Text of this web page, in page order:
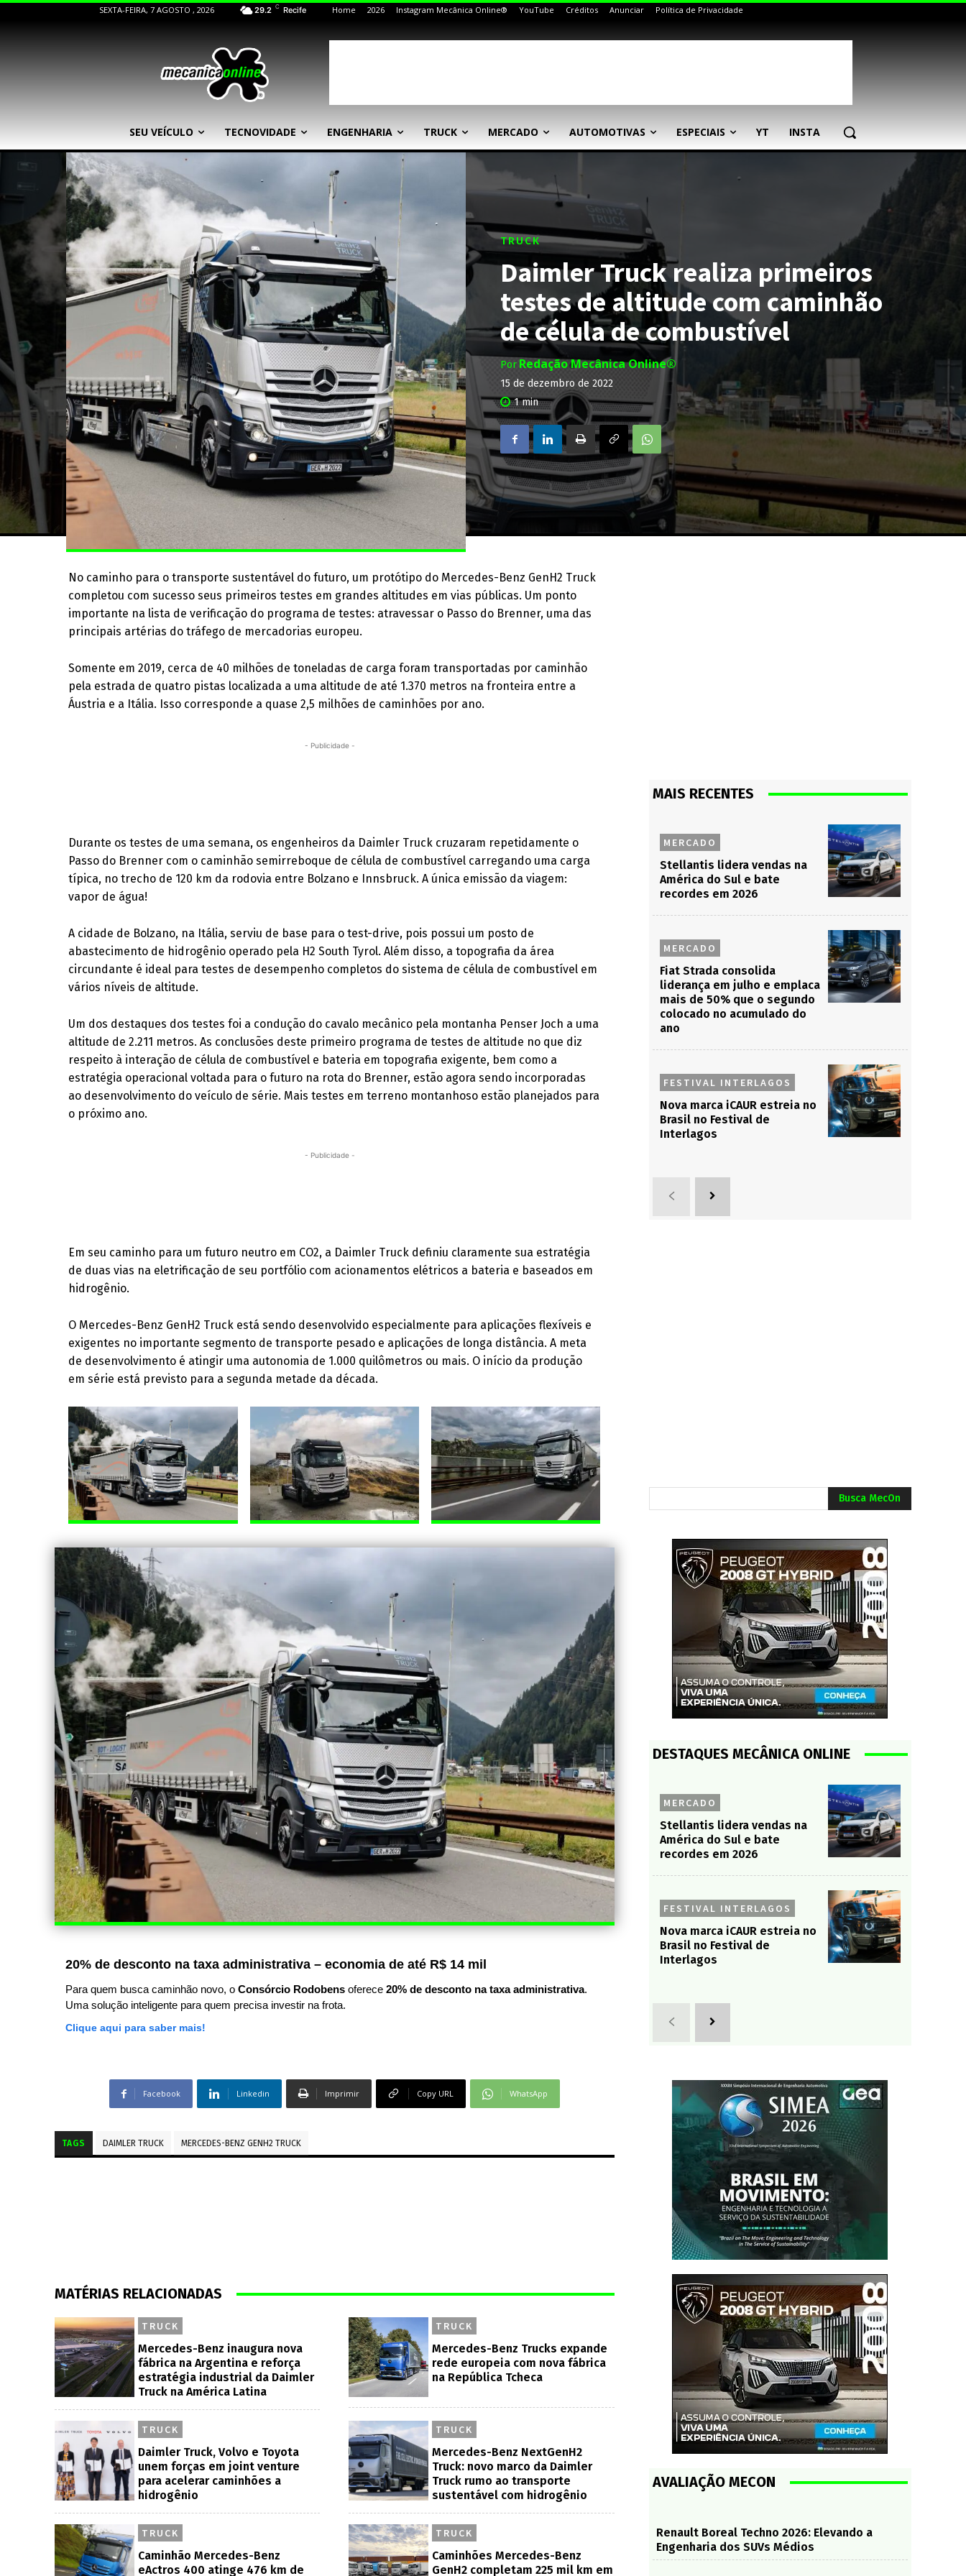
SEXTA-FEIRA, 7 AGOSTO , 2026 29.2 C Recife Home 2026 Instagram Mecânica Online® YouTube Créditos Anunciar Política de Privacidade
SEU VEÍCULO TECNOVIDADE ENGENHARIA TRUCK MERCADO AUTOMOTIVAS ESPECIAIS YT INSTA
TRUCK
Daimler Truck realiza primeiros
testes de altitude com caminhão
de célula de combustível
Por Redação Mecânica Online®
15 de dezembro de 2022
1min
No caminho para o transporte sustentável do futuro, um protótipo do Mercedes-Benz GenH2 Truck
completou com sucesso seus primeiros testes em grandes altitudes em vias públicas. Um ponto
importante na lista de verificação do programa de testes: atravessar o Passo do Brenner, uma das
principais artérias do tráfego de mercadorias europeu.
Somente em 2019, cerca de 40 milhões de toneladas de carga foram transportadas por caminhão
pela estrada de quatro pistas localizada a uma altitude de até 1.370 metros na fronteira entre a
Áustria e a Itália. Isso corresponde a quase 2,5 milhões de caminhões por ano.
- Publicidade -
Durante os testes de uma semana, os engenheiros da Daimler Truck cruzaram repetidamente o
Passo do Brenner com o caminhão semirreboque de célula de combustível carregando uma carga
típica, no trecho de 120 km da rodovia entre Bolzano e Innsbruck. A única emissão da viagem:
vapor de água!
A cidade de Bolzano, na Itália, serviu de base para o test-drive, pois possui um posto de
abastecimento de hidrogênio operado pela H2 South Tyrol. Além disso, a topografia da área
circundante é ideal para testes de desempenho completos do sistema de célula de combustível em
vários níveis de altitude.
Um dos destaques dos testes foi a condução do cavalo mecânico pela montanha Penser Joch a uma
altitude de 2.211 metros. As conclusões deste primeiro programa de testes de altitude no que diz
respeito à interação de célula de combustível e bateria em topografia exigente, bem como a
estratégia operacional voltada para o futuro na rota do Brenner, estão agora sendo incorporadas
ao desenvolvimento do veículo de série. Mais testes em terreno montanhoso estão planejados para
o próximo ano.
- Publicidade -
Em seu caminho para um futuro neutro em CO2, a Daimler Truck definiu claramente sua estratégia
de duas vias na eletrificação de seu portfólio com acionamentos elétricos a bateria e baseados em
hidrogênio.
O Mercedes-Benz GenH2 Truck está sendo desenvolvido especialmente para aplicações flexíveis e
exigentes no importante segmento de transporte pesado e aplicações de longa distância. A meta
de desenvolvimento é atingir uma autonomia de 1.000 quilômetros ou mais. O início da produção
em série está previsto para a segunda metade da década.
20% de desconto na taxa administrativa – economia de até R$ 14 mil
Para quem busca caminhão novo, o Consórcio Rodobens oferece 20% de desconto na taxa administrativa.
Uma solução inteligente para quem precisa investir na frota.
Clique aqui para saber mais!
Facebook Linkedin Imprimir Copy URL WhatsApp
TAGS DAIMLER TRUCK MERCEDES-BENZ GENH2 TRUCK
MATÉRIAS RELACIONADAS
TRUCK
Mercedes-Benz inaugura nova
fábrica na Argentina e reforça
estratégia industrial da Daimler
Truck na América Latina
TRUCK
Mercedes-Benz Trucks expande
rede europeia com nova fábrica
na República Tcheca
TRUCK
Daimler Truck, Volvo e Toyota
unem forças em joint venture
para acelerar caminhões a
hidrogênio
TRUCK
Mercedes-Benz NextGenH2
Truck: novo marco da Daimler
Truck rumo ao transporte
sustentável com hidrogênio
TRUCK
Caminhão Mercedes-Benz
eActros 400 atinge 476 km de
TRUCK
Caminhões Mercedes-Benz
GenH2 completam 225 mil km em
MAIS RECENTES
MERCADO
Stellantis lidera vendas na
América do Sul e bate
recordes em 2026
MERCADO
Fiat Strada consolida
liderança em julho e emplaca
mais de 50% que o segundo
colocado no acumulado do
ano
FESTIVAL INTERLAGOS
Nova marca iCAUR estreia no
Brasil no Festival de
Interlagos
Busca MecOn
DESTAQUES MECÂNICA ONLINE
MERCADO
Stellantis lidera vendas na
América do Sul e bate
recordes em 2026
FESTIVAL INTERLAGOS
Nova marca iCAUR estreia no
Brasil no Festival de
Interlagos
AVALIAÇÃO MECON
Renault Boreal Techno 2026: Elevando a
Engenharia dos SUVs Médios